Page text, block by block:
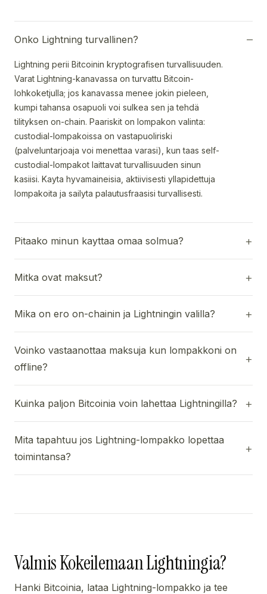
Onko Lightning turvallinen?
Lightning perii Bitcoinin kryptografisen turvallisuuden.
Varat Lightning-kanavassa on turvattu Bitcoin-
lohkoketjulla; jos kanavassa menee jokin pieleen,
kumpi tahansa osapuoli voi sulkea sen ja tehdä
tilityksen on-chain. Paariskit on lompakon valinta:
custodial-lompakoissa on vastapuoliriski
(palveluntarjoaja voi menettaa varasi), kun taas self-
custodial-lompakot laittavat turvallisuuden sinun
kasiisi. Kayta hyvamaineisia, aktiivisesti yllapidettuja
lompakoita ja sailyta palautusfraasisi turvallisesti.
Pitaako minun kayttaa omaa solmua?
Mitka ovat maksut?
Mika on ero on-chainin ja Lightningin valilla?
Voinko vastaanottaa maksuja kun lompakkoni on
offline?
Kuinka paljon Bitcoinia voin lahettaa Lightningilla?
Mita tapahtuu jos Lightning-lompakko lopettaa
toimintansa?
Valmis Kokeilemaan Lightningia?
Hanki Bitcoinia, lataa Lightning-lompakko ja tee